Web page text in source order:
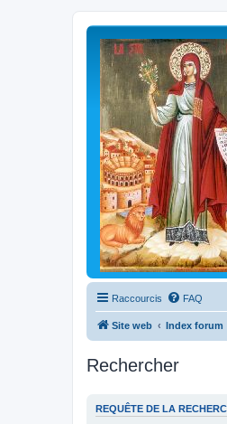
Raccourcis FAQ
Site web Index forum
Rechercher
REQUÊTE DE LA